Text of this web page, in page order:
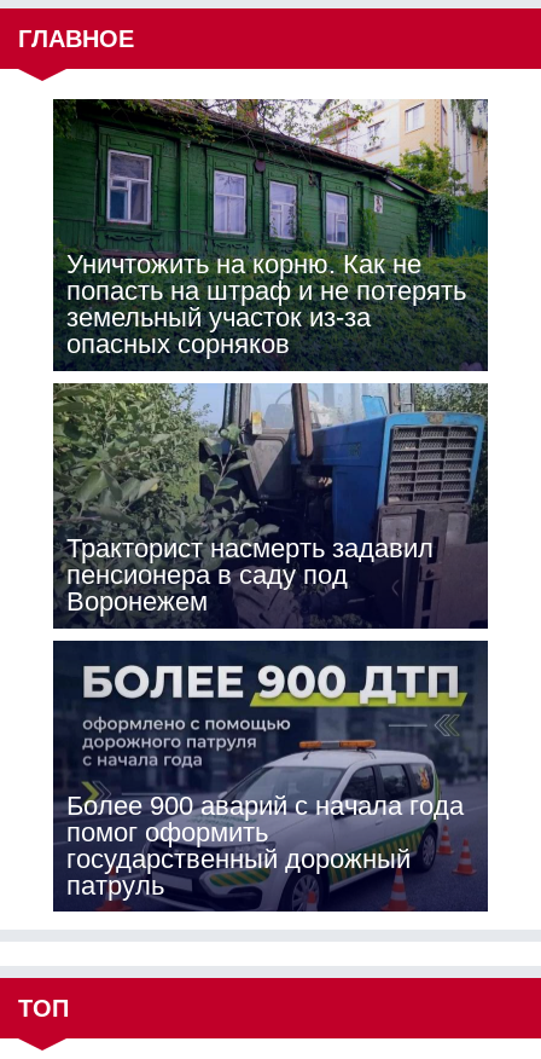
ГЛАВНОЕ
Уничтожить на корню. Как не
попасть на штраф и не потерять
земельный участок из-за
опасных сорняков
Тракторист насмерть задавил
пенсионера в саду под
Воронежем
Более 900 аварий с начала года
помог оформить
государственный дорожный
патруль
ТОП